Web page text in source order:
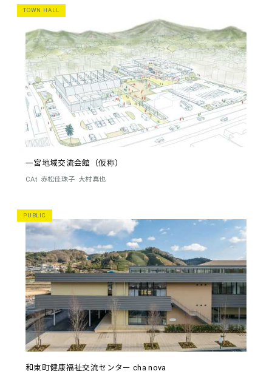
TOWN HALL
一宮地域交流会館（仮称）
CAt 赤松佳珠子 大村真也
PUBLIC
和束町健康福祉交流センター cha nova